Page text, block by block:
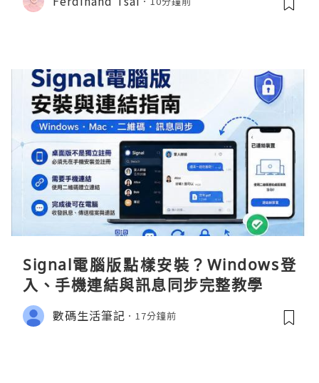
Signal電腦版點樣安裝？Windows登
入、手機連結與訊息同步完整教學
數碼生活筆記 17分鐘前